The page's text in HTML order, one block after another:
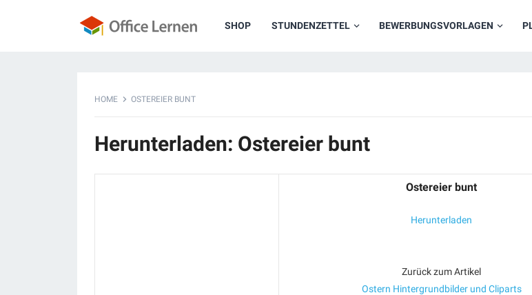
SHOP STUNDENZETTEL BEWERBUNGSVORLAGEN
HOME OSTEREIER BUNT
Herunterladen: Ostereier bunt
Ostereier bunt
Herunterladen
Zurück zum Artikel
Ostern Hintergrundbilder und Cliparts